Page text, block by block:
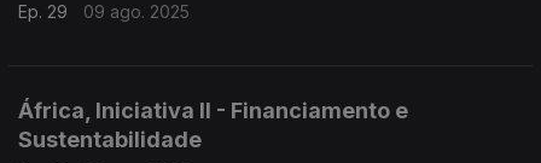
Ep. 29 09 ago. 2025
África, Iniciativa II - Financiamento e
Sustentabilidade